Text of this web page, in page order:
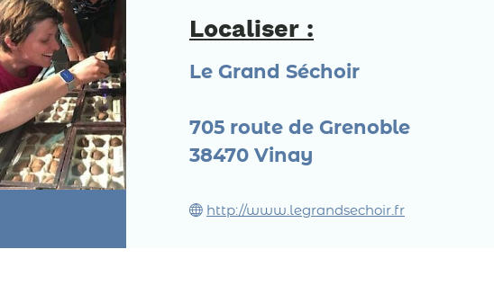
Localiser :
Le Grand Séchoir
705 route de Grenoble
38470 Vinay
http://www.legrandsechoir.fr